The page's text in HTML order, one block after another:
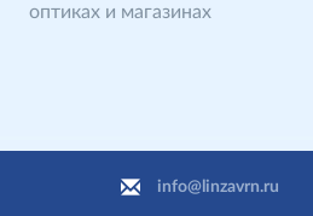
оптиках и магазинах
количества
персонала
info@linzavrn.ru